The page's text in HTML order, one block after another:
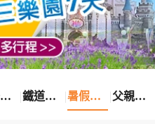
市場最低價 鐵道觀光之旅 暑假熱賣中 父親節優惠